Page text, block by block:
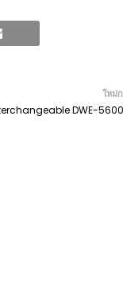
ใหม่
DWE-